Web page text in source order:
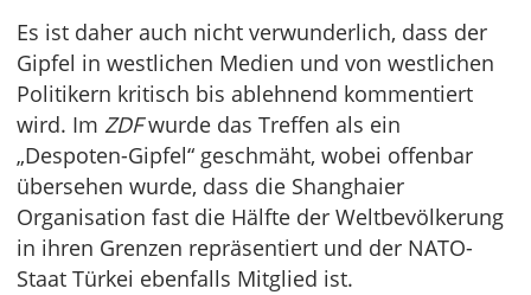
Es ist daher auch nicht verwunderlich, dass der
Gipfel in westlichen Medien und von westlichen
Politikern kritisch bis ablehnend kommentiert
wird. Im ZDFwurde das Treffen als ein
„Despoten-Gipfel“ geschmäht, wobei offenbar
übersehen wurde, dass die Shanghaier
Organisation fast die Hälfte der Weltbevölkerung
in ihren Grenzen repräsentiert und der NATO-
Staat Türkei ebenfalls Mitglied ist.